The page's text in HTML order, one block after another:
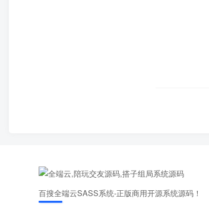
百搜全端云SASS系统-正版商用开源系统源码！